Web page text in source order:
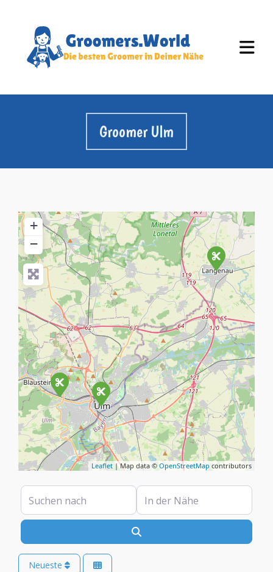
Groomer Ulm
+
−
Leaflet | Map data © OpenStreetMap contributors
Suchen nach In der Nähe
Neueste